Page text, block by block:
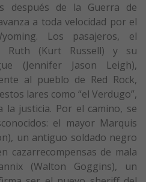
después de la Guerra de
a toda velocidad por el
Los pasajeros, el
Ruth (Kurt Russell) y su
(Jennifer Jason Leigh),
al pueblo de Red Rock,
lares como “el Verdugo”,
justicia. Por el camino, se
el mayor Marquis
un antiguo soldado negro
cazarrecompensas de mala
(Walton Goggins), un